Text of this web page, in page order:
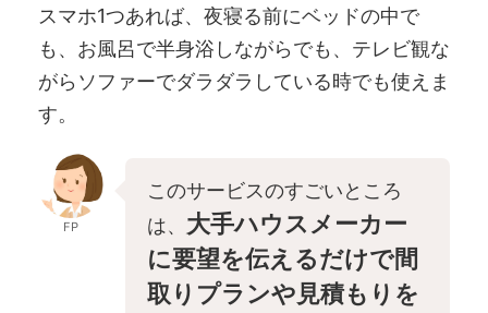
スマホ1つあれば、夜寝る前にベッドの中で
も、お風呂で半身浴しながらでも、テレビ観な
がらソファーでダラダラしている時でも使えま
す。
FP
このサービスのすごいところ
は、 大手ハウスメーカー
に要望を伝えるだけで間
取りプランや見積もりを